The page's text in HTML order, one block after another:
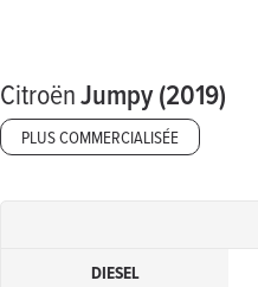
CitroënJumpy (2019)
PLUS COMMERCIALISÉE
DIESEL